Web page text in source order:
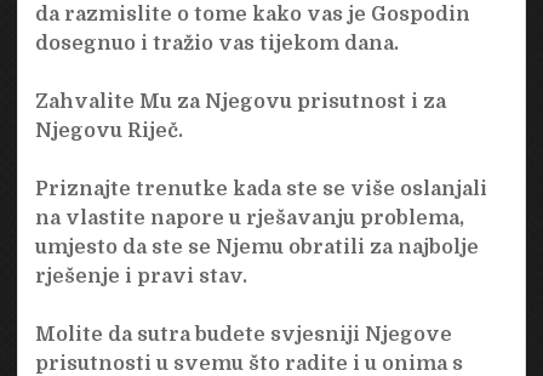
da razmislite o tome kako vas je Gospodin
dosegnuo i tražio vas tijekom dana.
Zahvalite Mu za Njegovu prisutnost i za
Njegovu Riječ.
Priznajte trenutke kada ste se više oslanjali
na vlastite napore u rješavanju problema,
umjesto da ste se Njemu obratili za najbolje
rješenje i pravi stav.
Molite da sutra budete svjesniji Njegove
prisutnosti u svemu što radite i u onima s